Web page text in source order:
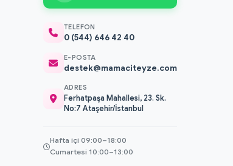
TELEFON
0 (544) 646 42 40
E-POSTA
destek@mamaciteyze.com
ADRES
Ferhatpaşa Mahallesi, 23. Sk.
No:7 Ataşehir/İstanbul
Hafta içi 09:00–18:00
Cumartesi 10:00–13:00